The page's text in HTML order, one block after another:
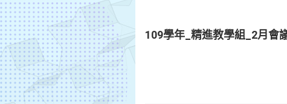
109學年_精進教學組_2月會